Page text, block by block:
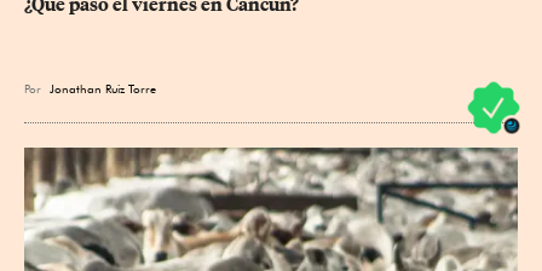
¿Qué pasó el viernes en Cancún?
Por Jonathan Ruiz Torre